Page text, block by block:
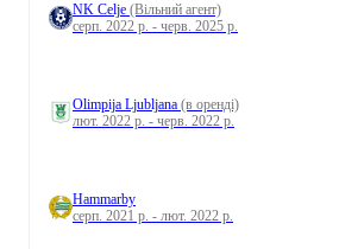
NK Celje (Вільний агент)
серп. 2022 р. - черв. 2025 р.
Olimpija Ljubljana (в оренді)
лют. 2022 р. - черв. 2022 р.
Hammarby
серп. 2021 р. - лют. 2022 р.